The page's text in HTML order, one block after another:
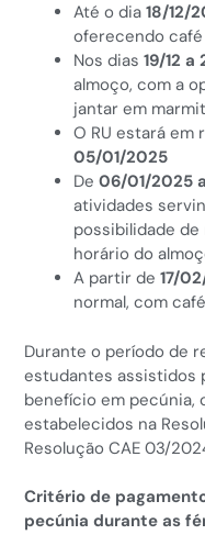
Até o dia18/12/
oferecendo café
Nos dias19/12 a
almoço, com a
jantar em
O RU estará
05/01/2025
De06/01/2025
atividades
possibilidade
horário do
A partir de17/
normal, com
Durante o período de
estudantes assistidos
benefício em
estabelecidos na
Resolução CAE 03/
Critério de
pecúnia durante as